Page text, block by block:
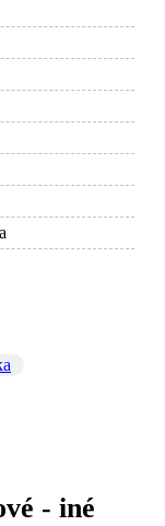
- iné